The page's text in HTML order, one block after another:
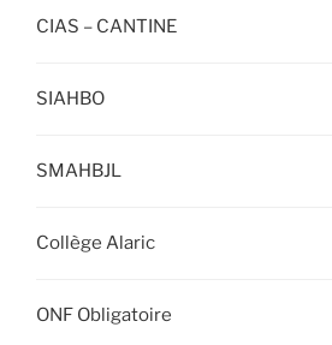
CIAS – CANTINE
SIAHBO
SMAHBJL
Collège Alaric
ONF Obligatoire